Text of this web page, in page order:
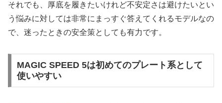
それでも、厚底を履きたいけれど不安定さは避けたいとい
う悩みに対しては非常にまっすぐ答えてくれるモデルなの
で、迷ったときの安全策としても有力です。
MAGIC SPEED 5は初めてのプレート系として
使いやすい